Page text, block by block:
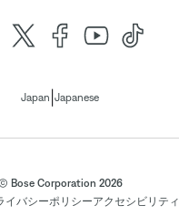
Japan Japanese
Bose Corporation 2026
イバシーポリシーアクセシビリティ